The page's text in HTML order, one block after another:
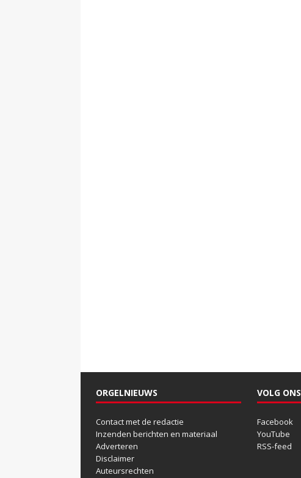
ORGELNIEUWS
Contact met de redactie
Inzenden berichten en materiaal
Adverteren
Disclaimer
Auteursrechten
VOLG ONS
Facebook
YouTube
RSS-feed